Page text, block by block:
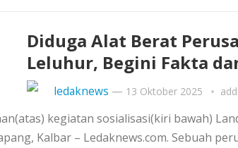
Diduga Alat Berat
Leluhur, Begini Fakta
ledaknews — 13 Oktober 2025
kegiatan sosialisasi(kiri bawah)
Kalbar – Ledaknews.com. Sebuah